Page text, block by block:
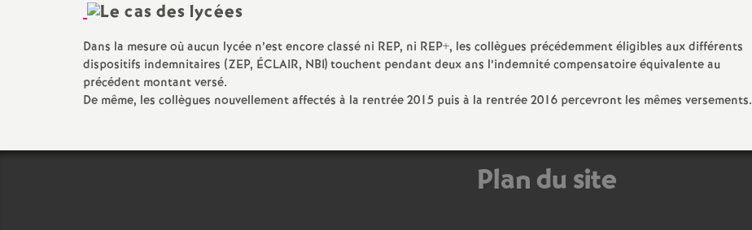
r
l
Dans la mesure où aucun lycée n’est encore classé ni REP, ni REP+, les collègues précédemment éligibles aux différents
dispositifs indemnitaires (ZEP, ÉCLAIR, NBI) touchent pendant deux ans l’indemnité compensatoire équivalente au
précédent montant versé.
De même, les collègues nouvellement affectés à la rentrée 2015 puis à la rentrée 2016 percevront les mêmes versements.
Plan du site